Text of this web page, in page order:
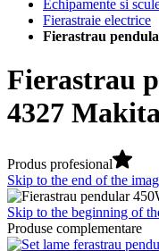
Echipamente si
Fierastraie electrice
Fierastrau
Fierastrau
4327
Produs profesional
Skip to the end of the
Skip to the beginning of
Produse complementare